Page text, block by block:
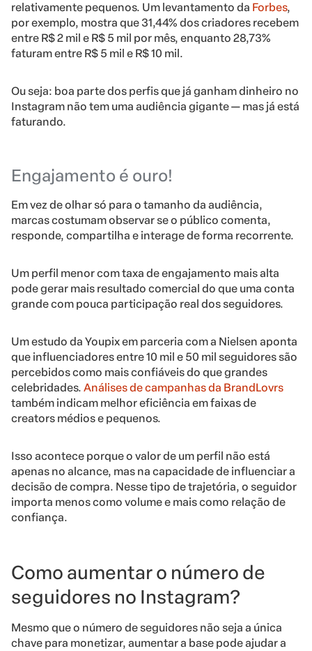
relativamente pequenos. Um levantamento da Forbes,
por exemplo, mostra que 31,44% dos criadores recebem
entre R$ 2 mil e R$ 5 mil por mês, enquanto 28,73%
faturam entre R$ 5 mil e R$ 10 mil.
Ou seja: boa parte dos perfis que já ganham dinheiro no
Instagram não tem uma audiência gigante — mas já está
faturando.
Engajamento é ouro!
Em vez de olhar só para o tamanho da audiência,
marcas costumam observar se o público comenta,
responde, compartilha e interage de forma recorrente.
Um perfil menor com taxa de engajamento mais alta
pode gerar mais resultado comercial do que uma conta
grande com pouca participação real dos seguidores.
Um estudo da Youpix em parceria com a Nielsen aponta
que influenciadores entre 10 mil e 50 mil seguidores são
percebidos como mais confiáveis do que grandes
celebridades. Análises de campanhas da BrandLovrs
também indicam melhor eficiência em faixas de
creators médios e pequenos.
Isso acontece porque o valor de um perfil não está
apenas no alcance, mas na capacidade de influenciar a
decisão de compra. Nesse tipo de trajetória, o seguidor
importa menos como volume e mais como relação de
confiança.
Como aumentar o número de
seguidores no Instagram?
Mesmo que o número de seguidores não seja a única
chave para monetizar, aumentar a base pode ajudar a